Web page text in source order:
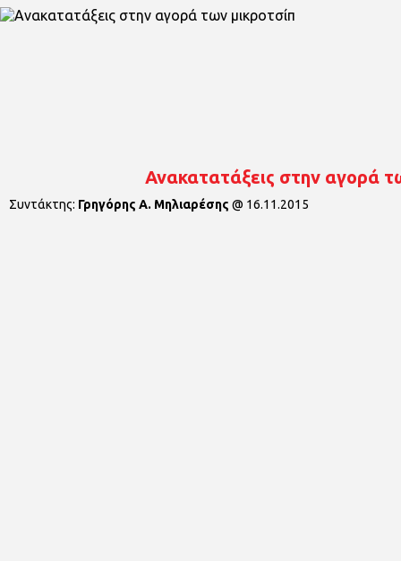
Ανακατατάξεις στην αγορά
Συντάκτης: Γρηγόρης Α. Μηλιαρέσης @ 16.11.2015